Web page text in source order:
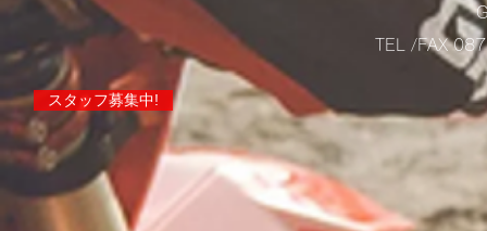
スタッフ募集中!
TEL /FAX